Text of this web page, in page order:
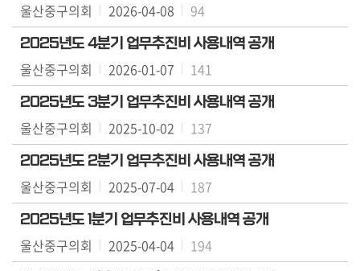
의
회
소
식
의
회
기
능
의
정
활
동
울산중구의회 2026-04-08 94
2025년도 4분기 업무추진비 사용내역 공개
울산중구의회 2026-01-07 141
2025년도 3분기 업무추진비 사용내역 공개
울산중구의회 2025-10-02 137
2025년도 2분기 업무추진비 사용내역 공개
울산중구의회 2025-07-04 187
2025년도 1분기 업무추진비 사용내역 공개
울산중구의회 2025-04-04 194